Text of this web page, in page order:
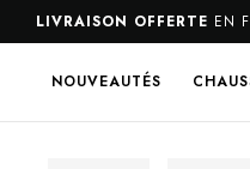
LIVRAISON OFFERTEEN
NOUVEAUTÉS